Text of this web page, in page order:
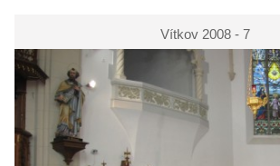
Vítkov 2008 - 7